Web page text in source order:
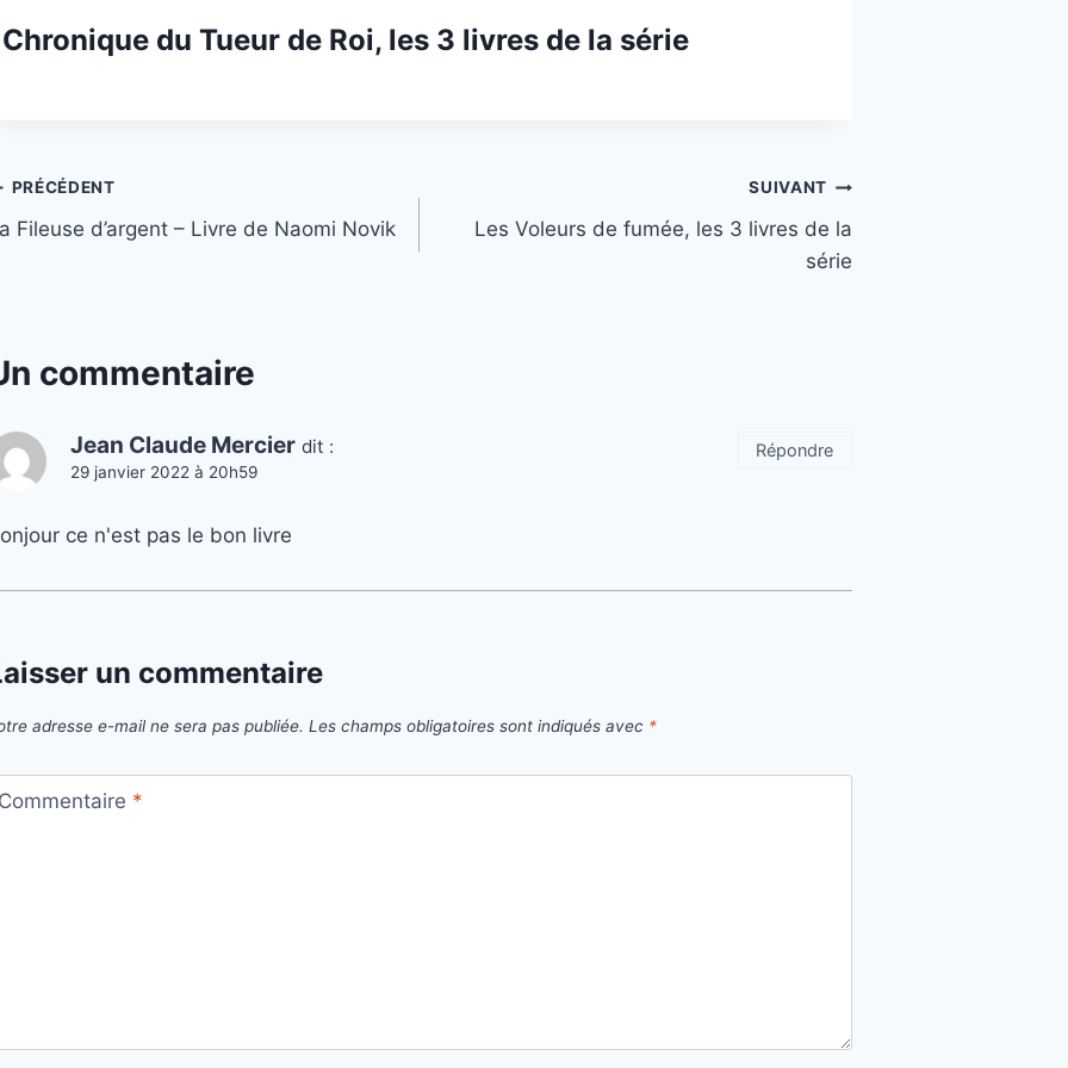
Chronique du Tueur de Roi, les 3 livres de la série
PRÉCÉDENT
Fileuse d’argent – Livre de Naomi Novik
SUIVANT
Les Voleurs de fumée, les 3 livres de la
série
commentaire
Jean Claude Mercier dit :
29 janvier 2022 à 20h59
ce n'est pas le bon livre
Répondre
un commentaire
adresse e-mail ne sera pas publiée. Les champs obligatoires sont indiqués avec *
*